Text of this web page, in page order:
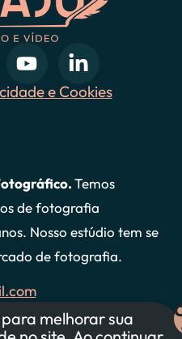
e Cookies
Temos
de fotografia
Nosso estúdio tem se
de fotografia.
melhorar sua